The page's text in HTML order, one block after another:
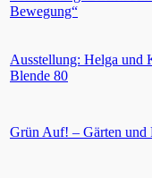
Bewegung“
Ausstellung: Helga und
Blende 80
Grün Auf! – Gärten und